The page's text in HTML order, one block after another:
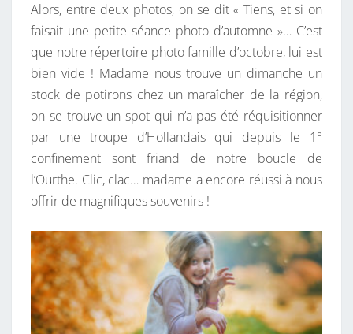
Alors, entre deux photos, on se dit « Tiens, et si on
faisait une petite séance photo d’automne »… C’est
que notre répertoire photo famille d’octobre, lui est
bien vide ! Madame nous trouve un dimanche un
stock de potirons chez un maraîcher de la région,
on se trouve un spot qui n’a pas été réquisitionner
par une troupe d’Hollandais qui depuis le 1°
confinement sont friand de notre boucle de
l’Ourthe. Clic, clac… madame a encore réussi à nous
offrir de magnifiques souvenirs !